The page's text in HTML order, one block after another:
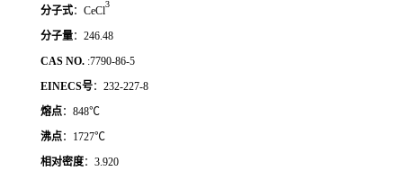
分子式： CeCl
3
分子量： 246.48
CAS NO. :7790-86-5
EINECS号： 232-227-8
熔点： 848℃
沸点： 1727℃
相对密度： 3.920